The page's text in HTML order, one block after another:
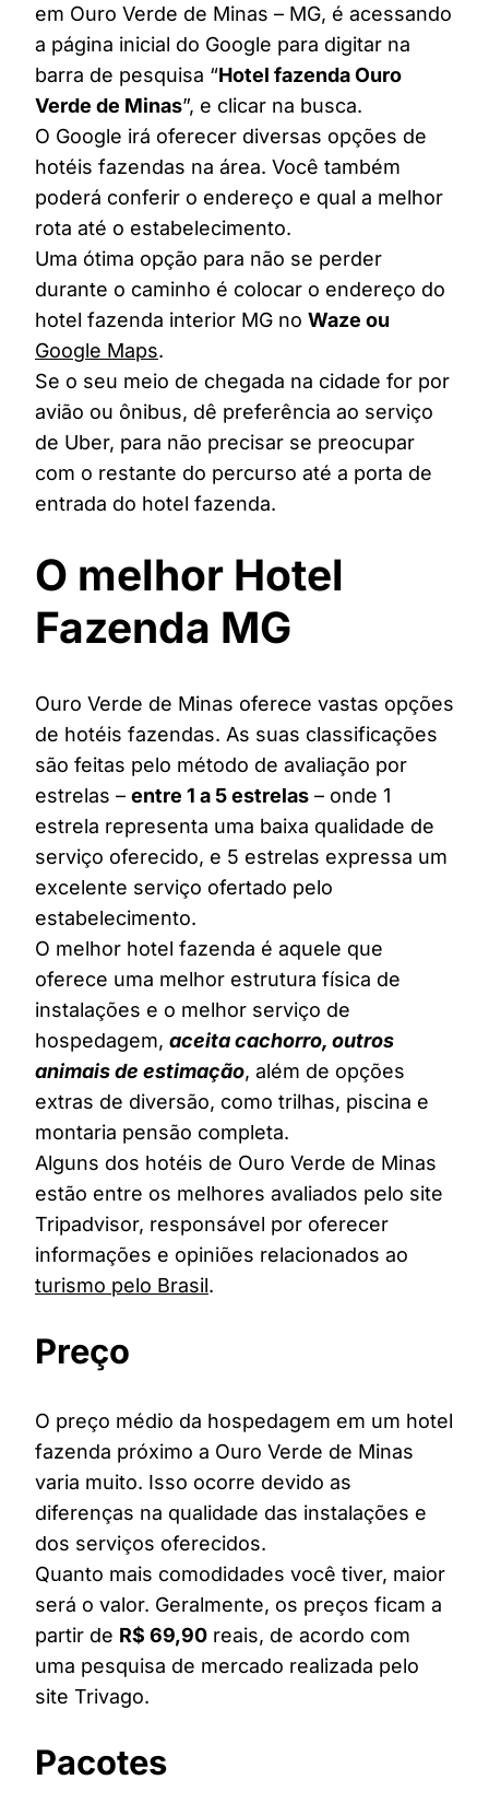
em Ouro Verde de Minas – MG, é acessando
a página inicial do Google para digitar na
barra de pesquisa “Hotel fazenda Ouro
Verde de Minas”, e clicar na busca.
O Google irá oferecer diversas opções de
hotéis fazendas na área. Você também
poderá conferir o endereço e qual a melhor
rota até o estabelecimento.
Uma ótima opção para não se perder
durante o caminho é colocar o endereço do
hotel fazenda interior MG no Waze ou
Google Maps.
Se o seu meio de chegada na cidade for por
avião ou ônibus, dê preferência ao serviço
de Uber, para não precisar se preocupar
com o restante do percurso até a porta de
entrada do hotel fazenda.
O melhor Hotel
Fazenda MG
Ouro Verde de Minas oferece vastas opções
de hotéis fazendas. As suas classificações
são feitas pelo método de avaliação por
estrelas – entre 1 a 5 estrelas – onde 1
estrela representa uma baixa qualidade de
serviço oferecido, e 5 estrelas expressa um
excelente serviço ofertado pelo
estabelecimento.
O melhor hotel fazenda é aquele que
oferece uma melhor estrutura física de
instalações e o melhor serviço de
hospedagem, aceita cachorro, outros
animais de estimação, além de opções
extras de diversão, como trilhas, piscina e
montaria pensão completa.
Alguns dos hotéis de Ouro Verde de Minas
estão entre os melhores avaliados pelo site
Tripadvisor, responsável por oferecer
informações e opiniões relacionados ao
turismo pelo Brasil.
Preço
O preço médio da hospedagem em um hotel
fazenda próximo a Ouro Verde de Minas
varia muito. Isso ocorre devido as
diferenças na qualidade das instalações e
dos serviços oferecidos.
Quanto mais comodidades você tiver, maior
será o valor. Geralmente, os preços ficam a
partir de R$ 69,90 reais, de acordo com
uma pesquisa de mercado realizada pelo
site Trivago.
Pacotes